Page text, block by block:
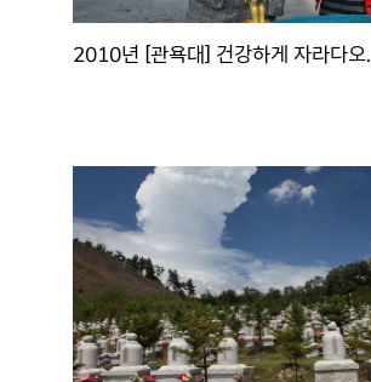
2010년 [관욕대] 건강하게 자라다오.